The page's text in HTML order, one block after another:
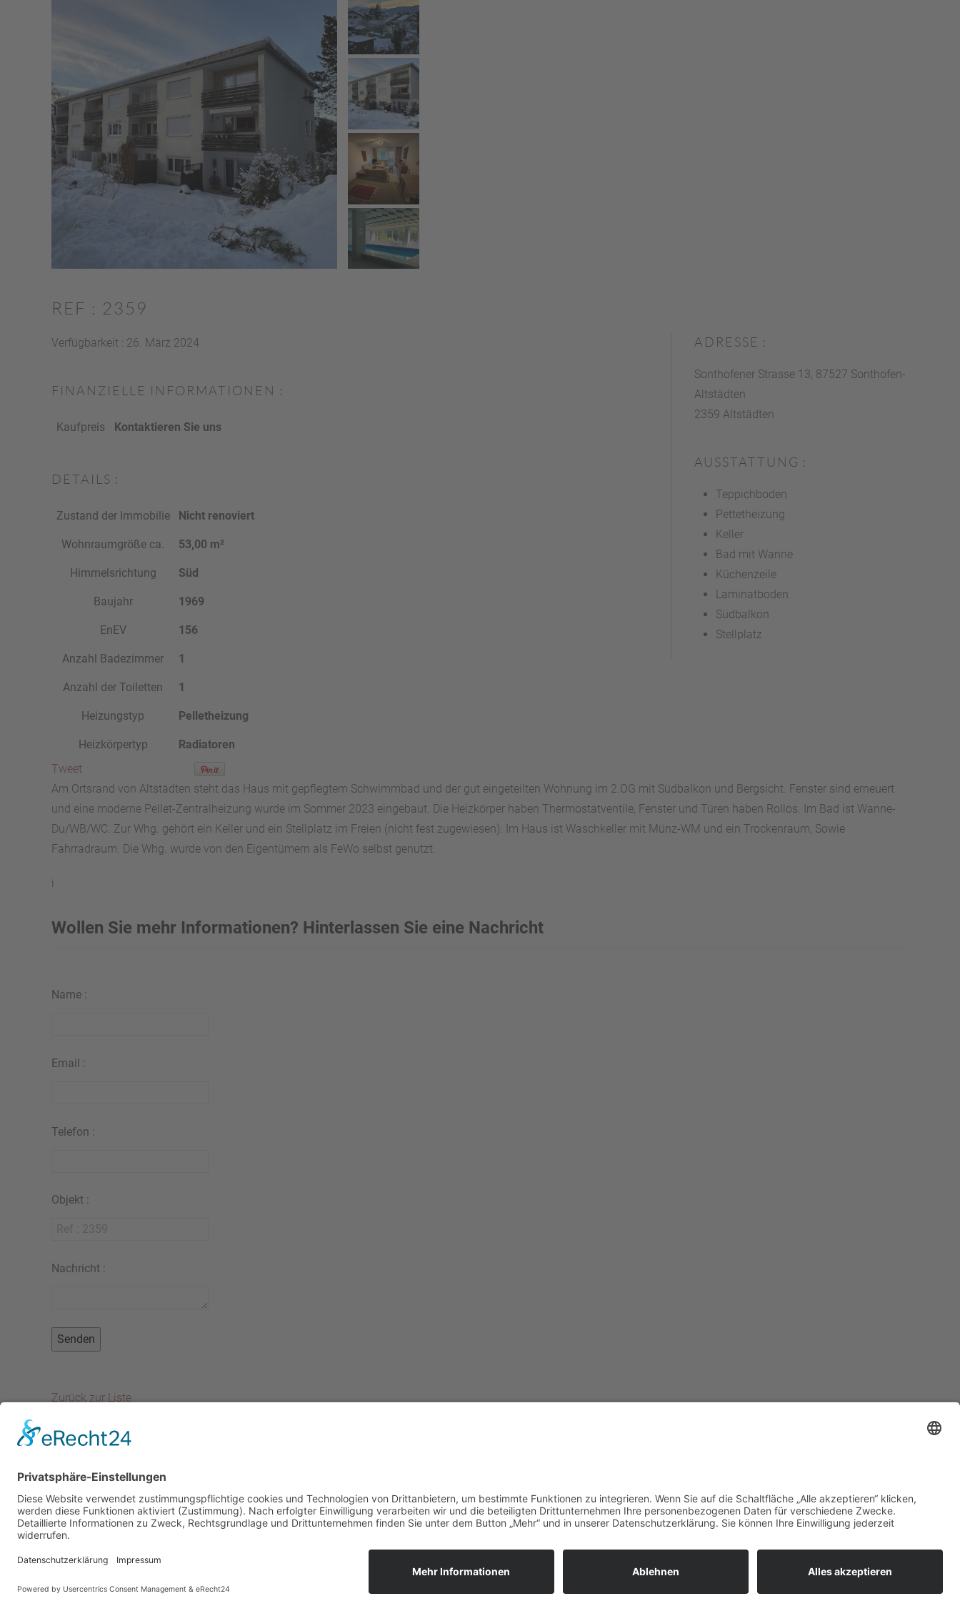
REF : 2359
ADRESSE :
Sonthofener Strasse 13, 87527 Sonthofen-
Altstädten
2359 Altstädten
AUSSTATTUNG :
Teppichboden
Pettetheizung
Keller
Bad mit Wanne
Küchenzeile
Laminatboden
Südbalkon
Stellplatz
Verfügbarkeit : 26. März 2024
FINANZIELLE INFORMATIONEN :
Kaufpreis Kontaktieren Sie uns
DETAILS :
Zustand der Immobilie Nicht renoviert
Wohnraumgröße ca. 53,00 m²
Himmelsrichtung Süd
Baujahr 1969
EnEV 156
Anzahl Badezimmer 1
Anzahl der Toiletten 1
Heizungstyp Pelletheizung
Heizkörpertyp
Radiatoren
Tweet
Am Ortsrand von Altstädten steht das Haus mit gepflegtem Schwimmbad und der gut eingeteilten Wohnung im 2.OG mit Südbalkon und Bergsicht. Fenster sind erneuert
und eine moderne Pellet-Zentralheizung wurde im Sommer 2023 eingebaut. Die Heizkörper haben Thermostatventile, Fenster und Türen haben Rollos. Im Bad ist Wanne-
Du/WB/WC. Zur Whg. gehört ein Keller und ein Stellplatz im Freien (nicht fest zugewiesen). Im Haus ist Waschkeller mit Münz-WM und ein Trockenraum, Sowie
Fahrradraum. Die Whg. wurde von den Eigentümern als FeWo selbst genutzt.
i
Wollen Sie mehr Informationen? Hinterlassen Sie eine Nachricht
Name :
Email :
Telefon :
Objekt :
Nachricht :
Zurück zur Liste
IMPRESSUM DATENSCHUTZ
FERIENWOHNUNGEN IM ALLGÄU